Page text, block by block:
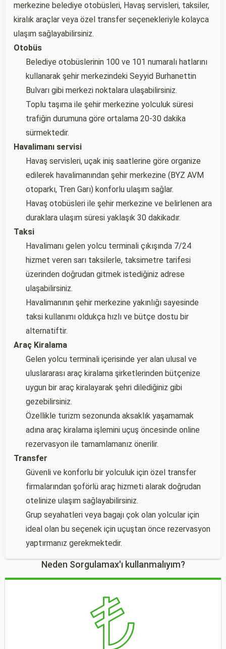
merkezine belediye otobüsleri, Havaş servisleri, taksiler,
kiralık araçlar veya özel transfer seçenekleriyle kolayca
ulaşım sağlayabilirsiniz.
Otobüs
Belediye otobüslerinin 100 ve 101 numaralı hatlarını
kullanarak şehir merkezindeki Seyyid Burhanettin
Bulvarı gibi merkezi noktalara ulaşabilirsiniz.
Toplu taşıma ile şehir merkezine yolculuk süresi
trafiğin durumuna göre ortalama 20-30 dakika
sürmektedir.
Havalimanı servisi
Havaş servisleri, uçak iniş saatlerine göre organize
edilerek havalimanından şehir merkezine (BYZ AVM
otoparkı, Tren Garı) konforlu ulaşım sağlar.
Havaş otobüsleri ile şehir merkezine ve belirlenen ara
duraklara ulaşım süresi yaklaşık 30 dakikadır.
Taksi
Havalimanı gelen yolcu terminali çıkışında 7/24
hizmet veren sarı taksilerle, taksimetre tarifesi
üzerinden doğrudan gitmek istediğiniz adrese
ulaşabilirsiniz.
Havalimanının şehir merkezine yakınlığı sayesinde
taksi kullanımı oldukça hızlı ve bütçe dostu bir
alternatiftir.
Araç Kiralama
Gelen yolcu terminali içerisinde yer alan ulusal ve
uluslararası araç kiralama şirketlerinden bütçenize
uygun bir araç kiralayarak şehri dilediğiniz gibi
gezebilirsiniz.
Özellikle turizm sezonunda aksaklık yaşamamak
adına araç kiralama işlemini uçuş öncesinde online
rezervasyon ile tamamlamanız önerilir.
Transfer
Güvenli ve konforlu bir yolculuk için özel transfer
firmalarından şoförlü araç hizmeti alarak doğrudan
otelinize ulaşım sağlayabilirsiniz.
Grup seyahatleri veya bagajı çok olan yolcular için
ideal olan bu seçenek için uçuştan önce rezervasyon
yaptırmanız gerekmektedir.
Neden Sorgulamax'ı kullanmalıyım?